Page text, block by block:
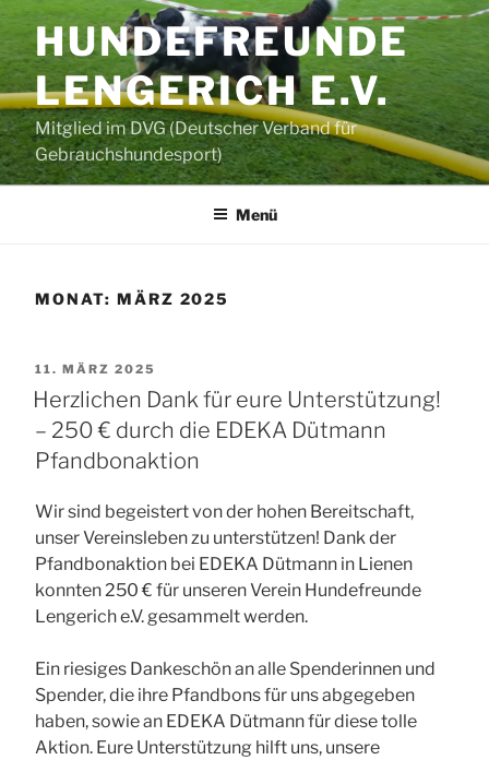
Zum
Inhalt
springenHUNDEFREUNDE
LENGERICH E.V.
Mitglied im DVG (Deutscher Verband für
Gebrauchshundesport)
Menü
MONAT: MÄRZ 2025
VERÖFFENTLICHT
AM
11. MÄRZ 2025
Herzlichen Dank für eure Unterstützung!
– 250 € durch die EDEKA Dütmann
Pfandbonaktion
Wir sind begeistert von der hohen Bereitschaft,
unser Vereinsleben zu unterstützen! Dank der
Pfandbonaktion bei EDEKA Dütmann in Lienen
konnten 250 € für unseren Verein Hundefreunde
Lengerich e.V. gesammelt werden.
Ein riesiges Dankeschön an alle Spenderinnen und
Spender, die ihre Pfandbons für uns abgegeben
haben, sowie an EDEKA Dütmann für diese tolle
Aktion. Eure Unterstützung hilft uns, unsere